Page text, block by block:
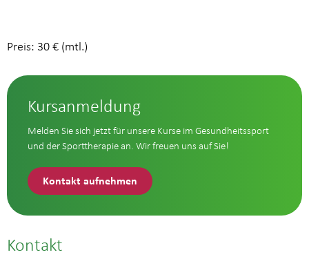
Preis: 30 € (mtl.)
Kursanmeldung
Melden Sie sich jetzt für unsere Kurse im Gesundheitssport
und der Sporttherapie an. Wir freuen uns auf Sie!
Kontakt aufnehmen
Kontakt